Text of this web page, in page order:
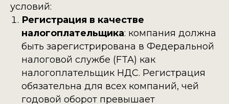
условий:
Регистрация в качестве
налогоплательщика: компания должна
быть зарегистрирована в Федеральной
налоговой службе (FTA) как
налогоплательщик НДС. Регистрация
обязательна для всех компаний, чей
годовой оборот превышает